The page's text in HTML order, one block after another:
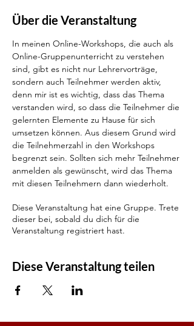
Über die Veranstaltung
In meinen Online-Workshops, die auch als
Online-Gruppenunterricht zu verstehen
sind, gibt es nicht nur Lehrervorträge,
sondern auch Teilnehmer werden aktiv,
denn mir ist es wichtig, dass das Thema
verstanden wird, so dass die Teilnehmer die
gelernten Elemente zu Hause für sich
umsetzen können. Aus diesem Grund wird
die Teilnehmerzahl in den Workshops
begrenzt sein. Sollten sich mehr Teilnehmer
anmelden als gewünscht, wird das Thema
mit diesen Teilnehmern dann wiederholt.
Diese Veranstaltung hat eine Gruppe. Trete
dieser bei, sobald du dich für die
Veranstaltung registriert hast.
Diese Veranstaltung teilen